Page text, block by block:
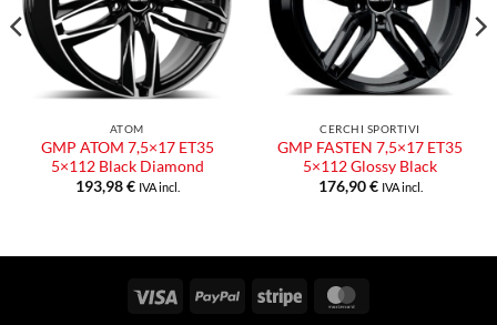
ATOM
GMP ATOM 7,5×17 ET35
5×112 Black Diamond
193,98€ IVA incl.
CERCHI SPORTIVI
GMP FASTEN 7,5×17 ET35
5×112 Glossy Black
176,90€ IVA incl.
Visa PayPal Stripe